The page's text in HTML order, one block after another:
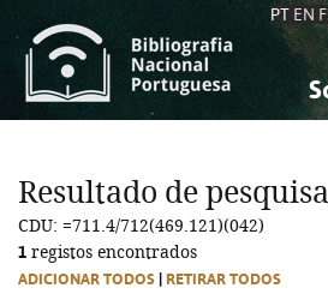
PT EN
Resultado de pesquisa
CDU: =711.4/712(469.121)(042)
1 registos encontrados
ADICIONAR TODOS RETIRAR TODOS